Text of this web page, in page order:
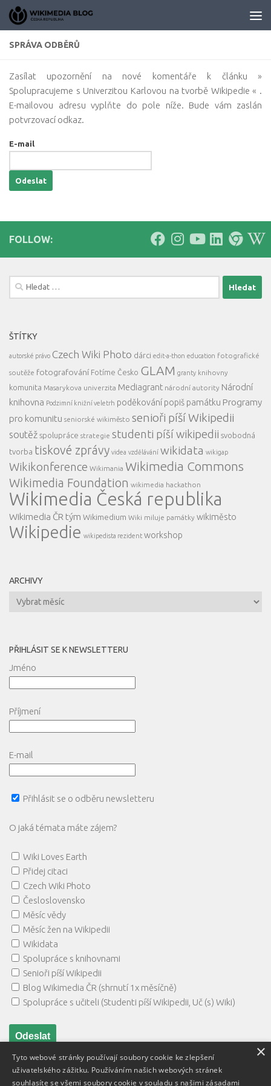
Skip to content
SPRÁVA ODBĚRŮ
Zasílat upozornění na nové komentáře k článku »
Spolupracujeme s Univerzitou Karlovou na tvorbě Wikipedie « .
E-mailovou adresu vyplňte do pole níže. Bude vám zaslán
potvrzovací odkaz.
E-mail
FOLLOW:
Vyhledávání
ŠTÍTKY
autorské právo Czech Wiki Photo dárci edit-a-thon education fotografické
soutěže fotografování Fotíme Česko GLAM granty knihovny
komunita Masarykova univerzita Mediagrant národní autority Národní
knihovna Podzimní knižní veletrh poděkování popiš památku Programy
pro komunitu seniorské wikiměsto senioři píší Wikipedii
soutěž spolupráce strategie studenti píší wikipedii svobodná
tvorba tiskové zprávy videa vzdělávání wikidata wikigap
Wikikonference Wikimania Wikimedia Commons
Wikimedia Foundation wikimedia hackathon
Wikimedia Česká republika
Wikimedia ČR tým Wikimedium Wiki miluje památky wikiměsto
Wikipedie wikipedista rezident workshop
ARCHIVY
Archivy
PŘIHLÁSIT SE K NEWSLETTERU
Jméno
Příjmení
E-mail
Přihlásit se o odběru newsletteru
O jaká témata máte zájem?
Wiki Loves Earth
Přidej citaci
Czech Wiki Photo
Česloslovensko
Měsíc vědy
Měsíc žen na Wikipedii
Wikidata
Spolupráce s knihovnami
Senioři píší Wikipedii
Blog Wikimedia ČR (shrnutí 1x měsíčně)
Spolupráce s učiteli (Studenti píší Wikipedii, Uč (s) Wiki)
×
Tyto webové stránky používají soubory cookie ke zlepšení
uživatelského zážitku. Používáním našich webových stránek
souhlasíte se všemi soubory cookie v souladu s našimi zásadami